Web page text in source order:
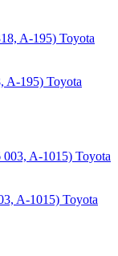
A-195) Toyota
A-1015) Toyota